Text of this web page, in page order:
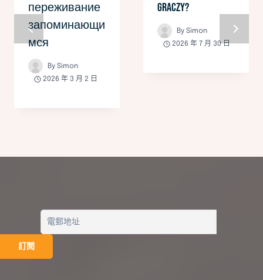
переживание
запоминающи
мся
By Simon
2026 年 3 月 2 日
graczy?
By Simon
2026 年 7 月 30 日